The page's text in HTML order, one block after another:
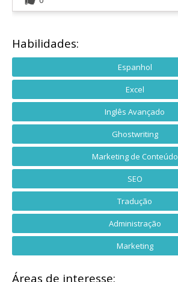
Habilidades:
Espanhol
Excel
Inglês Avançado
Ghostwriting
Marketing de Conteúdo
SEO
Tradução
Administração
Marketing
Áreas de interesse: